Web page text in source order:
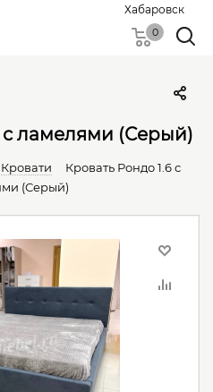
Хабаровск
0
с ламелями (Серый)
Кровати
Кровать Рондо 1.6 с
(Серый)